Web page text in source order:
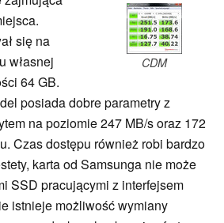
CDM
się na
własnej
64 GB.
posiada dobre parametry z
na poziomie 247 MB/s oraz 172
Czas dostępu również robi bardzo
karta od Samsunga nie może
SSD pracującymi z interfejsem
istnieje możliwość wymiany